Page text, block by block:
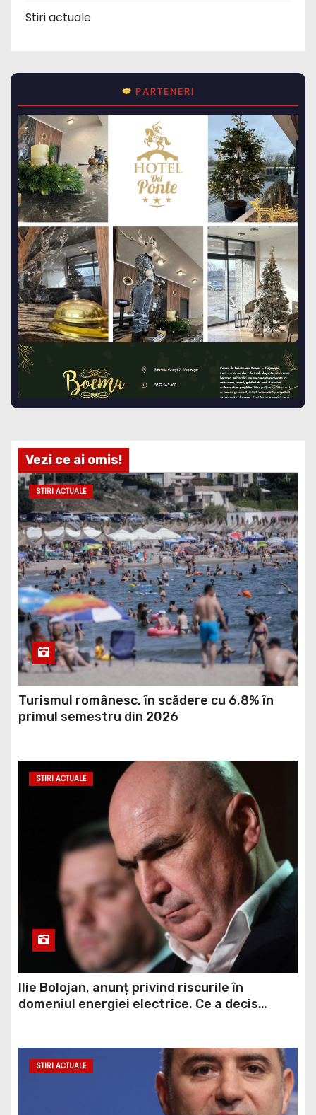
Stiri actuale
PARTENERI
Vezi ce ai omis!
STIRI ACTUALE
Turismul românesc, în scădere cu 6,8% în
primul semestru din 2026
STIRI ACTUALE
Ilie Bolojan, anunț privind riscurile în
domeniul energiei electrice. Ce a decis
STIRI ACTUALE